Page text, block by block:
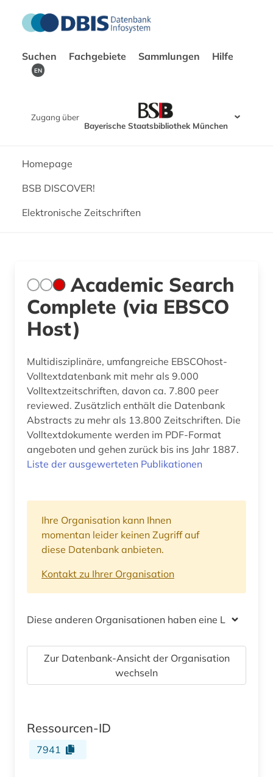
Suchen Fachgebiete Sammlungen Hilfe
EN
Zugang über
Bayerische Staatsbibliothek München
Homepage
BSB DISCOVER!
Elektronische Zeitschriften
Academic Search
Complete (via EBSCO
Host)
Multidisziplinäre, umfangreiche EBSCOhost-
Volltextdatenbank mit mehr als 9.000
Volltextzeitschriften, davon ca. 7.800 peer
reviewed. Zusätzlich enthält die Datenbank
Abstracts zu mehr als 13.800 Zeitschriften. Die
Volltextdokumente werden im PDF-Format
angeboten und gehen zurück bis ins Jahr 1887.
Liste der ausgewerteten Publikationen
Ihre Organisation kann Ihnen
momentan leider keinen Zugriff auf
diese Datenbank anbieten.
Kontakt zu Ihrer Organisation
Diese anderen Organisationen haben eine Lizenz
Zur Datenbank-Ansicht der Organisation
wechseln
Ressourcen-ID
7941